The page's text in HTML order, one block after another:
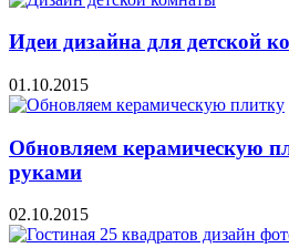
Идеи дизайна для детской
01.10.2015
Обновляем керамическую
руками
02.10.2015